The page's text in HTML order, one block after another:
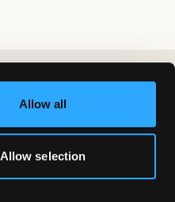
Allow all
Allow selection